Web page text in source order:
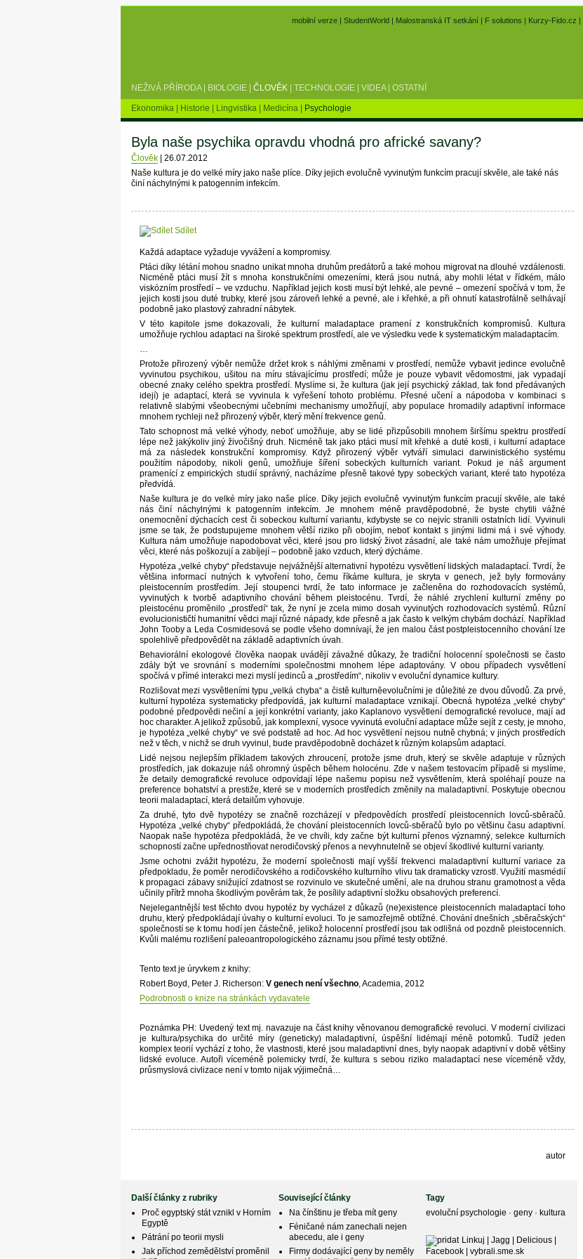
mobilní verze |StudentWorld | Malostranská IT setkání | F solutions | Kurzy-Fido.cz |
NEŽIVÁ PŘÍRODA| BIOLOGIE | ČLOVĚK | TECHNOLOGIE | VIDEA| OSTATNÍ
Ekonomika | Historie | Lingvistika | Medicína | Psychologie
Byla naše psychika opravdu vhodná pro africké savany?
Člověk| 26.07.2012
Naše kultura je do velké míry jako naše plíce. Díky jejich evolučně vyvinutým funkcím pracují skvěle, ale také nás
činí náchylnými k patogenním infekcím.
Sdílet
Každá adaptace vyžaduje vyvážení a kompromisy.
Ptáci díky létání mohou snadno unikat mnoha druhům predátorů a také mohou migrovat na dlouhé vzdálenosti.
Nicméně ptáci musí žít s mnoha konstrukčními omezeními, která jsou nutná, aby mohli létat v řídkém, málo
viskózním prostředí – ve vzduchu. Například jejich kosti musí být lehké, ale pevné – omezení spočívá v tom, že
jejich kosti jsou duté trubky, které jsou zároveň lehké a pevné, ale i křehké, a při ohnutí katastrofálně selhávají
podobně jako plastový zahradní nábytek.
V této kapitole jsme dokazovali, že kulturní maladaptace pramení z konstrukčních kompromisů. Kultura
umožňuje rychlou adaptaci na široké spektrum prostředí, ale ve výsledku vede k systematickým maladaptacím.
…
Protože přirozený výběr nemůže držet krok s náhlými změnami v prostředí, nemůže vybavit jedince evolučně
vyvinutou psychikou, ušitou na míru stávajícímu prostředí; může je pouze vybavit vědomostmi, jak vypadají
obecné znaky celého spektra prostředí. Myslíme si, že kultura (jak její psychický základ, tak fond předávaných
idejí) je adaptací, která se vyvinula k vyřešení tohoto problému. Přesné učení a nápodoba v kombinaci s
relativně slabými všeobecnými učebními mechanismy umožňují, aby populace hromadily adaptivní informace
mnohem rychleji než přirozený výběr, který mění frekvence genů.
Tato schopnost má velké výhody, neboť umožňuje, aby se lidé přizpůsobili mnohem širšímu spektru prostředí
lépe než jakýkoliv jiný živočišný druh. Nicméně tak jako ptáci musí mít křehké a duté kosti, i kulturní adaptace
má za následek konstrukční kompromisy. Když přirozený výběr vytváří simulaci darwinistického systému
použitím nápodoby, nikoli genů, umožňuje šíření sobeckých kulturních variant. Pokud je náš argument
pramenící z empirických studií správný, nacházíme přesně takové typy sobeckých variant, které tato hypotéza
předvídá.
Naše kultura je do velké míry jako naše plíce. Díky jejich evolučně vyvinutým funkcím pracují skvěle, ale také
nás činí náchylnými k patogenním infekcím. Je mnohem méně pravděpodobné, že byste chytili vážné
onemocnění dýchacích cest či sobeckou kulturní variantu, kdybyste se co nejvíc stranili ostatních lidí. Vyvinuli
jsme se tak, že podstupujeme mnohem větší riziko při obojím, neboť kontakt s jinými lidmi má i své výhody.
Kultura nám umožňuje napodobovat věci, které jsou pro lidský život zásadní, ale také nám umožňuje přejímat
věci, které nás poškozují a zabíjejí – podobně jako vzduch, který dýcháme.
Hypotéza „velké chyby“ představuje nejvážnější alternativní hypotézu vysvětlení lidských maladaptací. Tvrdí, že
většina informací nutných k vytvoření toho, čemu říkáme kultura, je skryta v genech, jež byly formovány
pleistocenním prostředím. Její stoupenci tvrdí, že tato informace je začleněna do rozhodovacích systémů,
vyvinutých k tvorbě adaptivního chování během pleistocénu. Tvrdí, že náhlé zrychlení kulturní změny po
pleistocénu proměnilo „prostředí“ tak, že nyní je zcela mimo dosah vyvinutých rozhodovacích systémů. Různí
evolucionističtí humanitní vědci mají různé nápady, kde přesně a jak často k velkým chybám dochází. Například
John Tooby a Leda Cosmidesová se podle všeho domnívají, že jen malou část postpleistocenního chování lze
spolehlivě předpovědět na základě adaptivních úvah.
Behaviorální ekologové člověka naopak uvádějí závažné důkazy, že tradiční holocenní společnosti se často
zdály být ve srovnání s moderními společnostmi mnohem lépe adaptovány. V obou případech vysvětlení
spočívá v přímé interakci mezi myslí jedinců a „prostředím“, nikoliv v evoluční dynamice kultury.
Rozlišovat mezi vysvětleními typu „velká chyba“ a čistě kulturněevolučními je důležité ze dvou důvodů. Za prvé,
kulturní hypotéza systematicky předpovídá, jak kulturní maladaptace vznikají. Obecná hypotéza „velké chyby“
podobné předpovědi nečiní a její konkrétní varianty, jako Kaplanovo vysvětlení demografické revoluce, mají ad
hoc charakter. A jelikož způsobů, jak komplexní, vysoce vyvinutá evoluční adaptace může sejít z cesty, je mnoho,
je hypotéza „velké chyby“ ve své podstatě ad hoc. Ad hoc vysvětlení nejsou nutně chybná; v jiných prostředích
než v těch, v nichž se druh vyvinul, bude pravděpodobně docházet k různým kolapsům adaptací.
Lidé nejsou nejlepším příkladem takových zhroucení, protože jsme druh, který se skvěle adaptuje v různých
prostředích, jak dokazuje náš ohromný úspěch během holocénu. Zde v našem testovacím případě si myslíme,
že detaily demografické revoluce odpovídají lépe našemu popisu než vysvětlením, která spoléhají pouze na
preference bohatství a prestiže, které se v moderních prostředích změnily na maladaptivní. Poskytuje obecnou
teorii maladaptací, která detailům vyhovuje.
Za druhé, tyto dvě hypotézy se značně rozcházejí v předpovědích prostředí pleistocenních lovců-sběračů.
Hypotéza „velké chyby“ předpokládá, že chování pleistocenních lovců-sběračů bylo po většinu času adaptivní.
Naopak naše hypotéza předpokládá, že ve chvíli, kdy začne být kulturní přenos významný, selekce kulturních
schopností začne upřednostňovat nerodičovský přenos a nevyhnutelně se objeví škodlivé kulturní varianty.
Jsme ochotni zvážit hypotézu, že moderní společnosti mají vyšší frekvenci maladaptivní kulturní variace za
předpokladu, že poměr nerodičovského a rodičovského kulturního vlivu tak dramaticky vzrostl. Využití masmédií
k propagaci zábavy snižující zdatnost se rozvinulo ve skutečné umění, ale na druhou stranu gramotnost a věda
učinily přítrž mnoha škodlivým pověrám tak, že posílily adaptivní složku obsahových preferencí.
Nejelegantnější test těchto dvou hypotéz by vycházel z důkazů (ne)existence pleistocenních maladaptací toho
druhu, který předpokládají úvahy o kulturní evoluci. To je samozřejmě obtížné. Chování dnešních „sběračských“
společností se k tomu hodí jen částečně, jelikož holocenní prostředí jsou tak odlišná od pozdně pleistocenních.
Kvůli malému rozlišení paleoantropologického záznamu jsou přímé testy obtížné.
Tento text je úryvkem z knihy:
Robert Boyd, Peter J. Richerson: V genech není všechno, Academia, 2012
Podrobnosti o knize na stránkách vydavatele
Poznámka PH: Uvedený text mj. navazuje na část knihy věnovanou demografické revoluci. V moderní civilizaci
je kultura/psychika do určité míry (geneticky) maladaptivní, úspěšní lidémají méně potomků. Tudíž jeden
komplex teorií vychází z toho, že vlastnosti, které jsou maladaptivní dnes, byly naopak adaptivní v době většiny
lidské evoluce. Autoři víceméně polemicky tvrdí, že kultura s sebou riziko maladaptací nese víceméně vždy,
průsmyslová civlizace není v tomto nijak výjimečná…
autor
Další články z rubriky
Proč egyptský stát vznikl v Horním
Egyptě
Pátrání po teorii mysli
Jak příchod zemědělství proměnil
Související články
Na čínštinu je třeba mít geny
Féničané nám zanechali nejen
abecedu, ale i geny
Firmy dodávající geny by neměly
Tagy
evoluční psychologie ·geny · kultura
Linkuj Jagg Delicious|
Facebook |vybrali.sme.sk